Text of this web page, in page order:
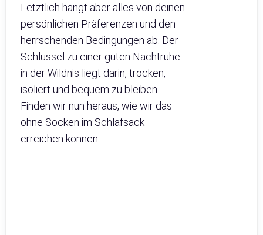
Letztlich hängt aber alles von deinen
persönlichen Präferenzen und den
herrschenden Bedingungen ab. Der
Schlüssel zu einer guten Nachtruhe
in der Wildnis liegt darin, trocken,
isoliert und bequem zu bleiben.
Finden wir nun heraus, wie wir das
ohne Socken im Schlafsack
erreichen können.